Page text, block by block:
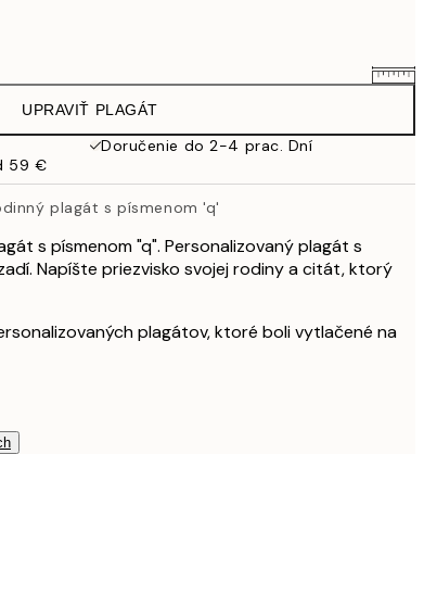
31,95 €
41,95 €
UPRAVIŤ PLAGÁT
Doručenie do 2-4 prac. Dní
59 €
plagát s písmenom 'q'
s písmenom "q". Personalizovaný plagát s
Napíšte priezvisko svojej rodiny a citát, ktorý
plagátov, ktoré boli vytlačené na